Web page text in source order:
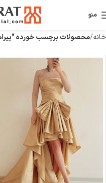
منو
خانه محصولات برچسب خورده